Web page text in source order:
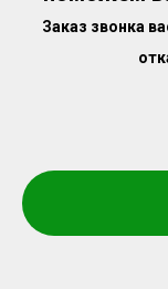
Заказ звонка